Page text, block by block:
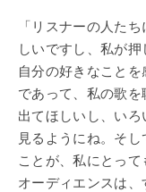
「リスナーの人た
しいですし、私が押
自分の好きなこと
であって、私の歌
出てほしいし、い
見るようにね。そ
ことが、私にとっ
オーディエンスは